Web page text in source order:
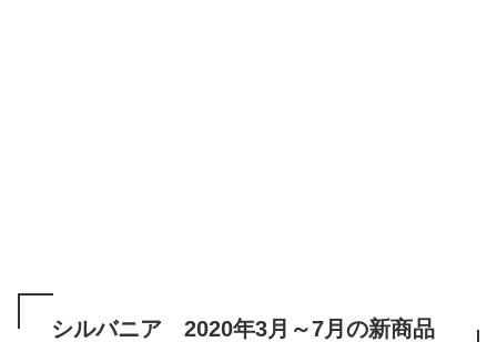
シルバニア 2020年3月～7月の新商品